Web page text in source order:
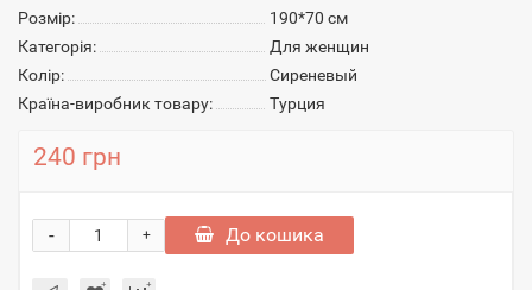
Розмір:
190*70 см
Категорія:
Для женщин
Колір:
Сиреневый
Країна-виробник товару:
Турция
240 грн
+
- До кошика